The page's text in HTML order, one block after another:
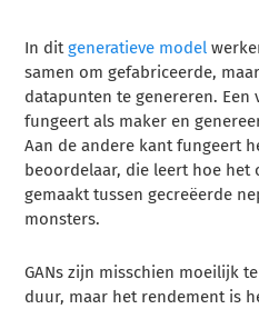
In ditgeneratieve model
samen om gefabriceerde,
datapunten te genereren. Een
fungeert als maker en
Aan de andere kant fungeert
beoordelaar, die leert hoe het
gemaakt tussen gecreëerde
monsters.
GANs zijn misschien moeilijk
duur, maar het rendement is